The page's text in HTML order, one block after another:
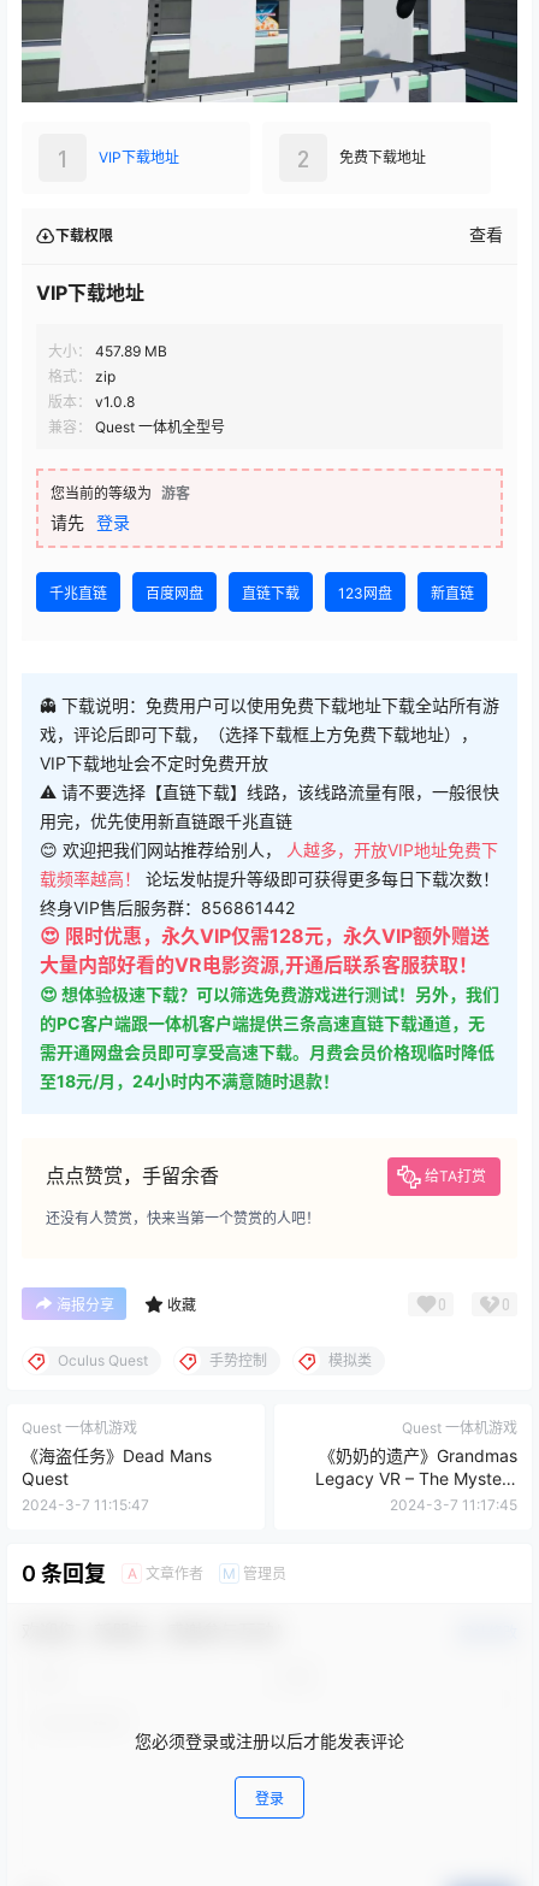
VIP下载地址
1 免费下载地址
2
下载权限 查看
VIP下载地址
大小：
457.89 MB
格式：
zip
版本：
v1.0.8
兼容：
Quest 一体机全型号
您当前的等级为 游客
请先 登录
千兆直链 百度网盘 直链下载 123网盘 新直链
👻 下载说明：免费用户可以使用免费下载地址下载全站所有游
戏，评论后即可下载，（选择下载框上方免费下载地址），
VIP下载地址会不定时免费开放
⚠ 请不要选择【直链下载】线路，该线路流量有限，一般很快
用完，优先使用新直链跟千兆直链
😊 欢迎把我们网站推荐给别人，
人越多，开放VIP地址免费下
载频率越高！ 论坛发帖提升等级即可获得更多每日下载次数！
终身VIP售后服务群：856861442
😍 限时优惠，永久VIP仅需128元，永久VIP额外赠送
大量内部好看的VR电影资源,开通后联系客服获取！
😍 想体验极速下载？可以筛选免费游戏进行测试！另外，我们
的PC客户端跟一体机客户端提供三条高速直链下载通道，无
需开通网盘会员即可享受高速下载。月费会员价格现临时降低
至18元/月，24小时内不满意随时退款！
点点赞赏，手留余香 给TA打赏
还没有人赞赏，快来当第一个赞赏的人吧！
海报分享 收藏 0 0
Oculus Quest 手势控制 模拟类
Quest 一体机游戏
《海盗任务》Dead Mans
Quest
2024-3-7 11:15:47
Quest 一体机游戏
《奶奶的遗产》Grandmas
Legacy VR – The Mystery
Puzzle Solving Escape Room
2024-3-7 11:17:45
0 条回复 A 文章作者 M 管理员
您必须登录或注册以后才能发表评论
登录